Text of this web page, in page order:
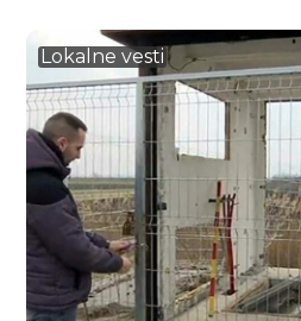
Lokalne vesti